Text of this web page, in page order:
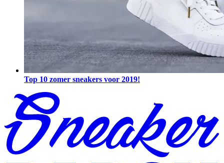
Top 10 zomer sneakers voor 2019!